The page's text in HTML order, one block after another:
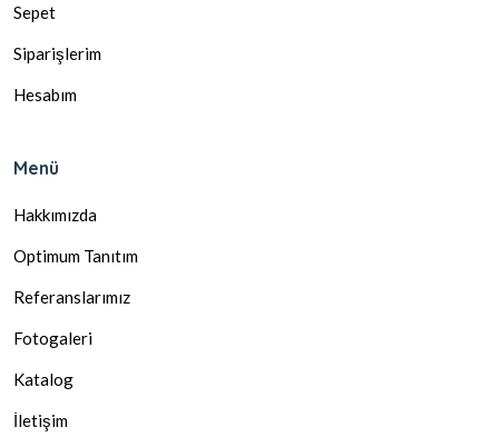
Sepet
Siparişlerim
Hesabım
Menü
Hakkımızda
Optimum Tanıtım
Referanslarımız
Fotogaleri
Katalog
İletişim